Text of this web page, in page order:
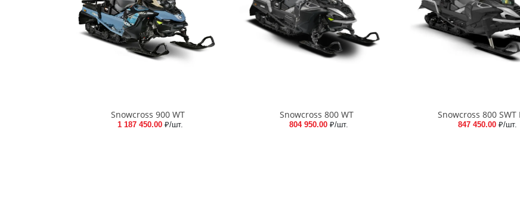
Snowcross 900 WT
1 187 450.00 ₽/шт.
Snowcross 800 WT
804 950.00 ₽/шт.
Snowcross 800 SWT
847 450.00 ₽/шт.